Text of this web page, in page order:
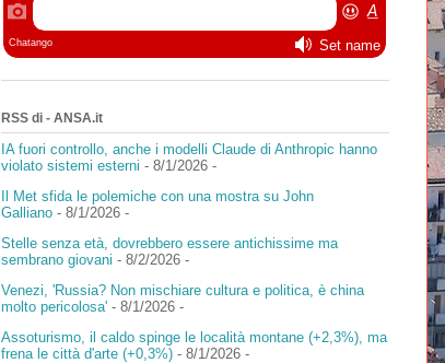
RSS di - ANSA.it
IA fuori controllo, anche i modelli Claude di Anthropic hanno
violato sistemi esterni - 8/1/2026-
Il Met sfida le polemiche con una mostra su John
Galliano- 8/1/2026-
Stelle senza età, dovrebbero essere antichissime ma
sembrano giovani - 8/2/2026-
Venezi, 'Russia? Non mischiare cultura e politica, è china
molto pericolosa'- 8/1/2026-
Assoturismo, il caldo spinge le località montane (+2,3%), ma
frena le città d'arte (+0,3%)- 8/1/2026-